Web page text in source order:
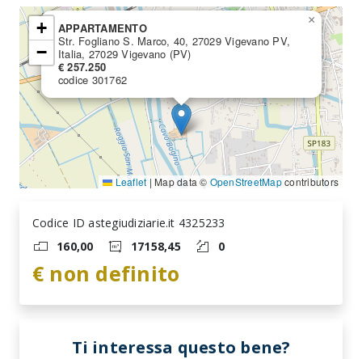
APPARTAMENTO
Str. Fogliano S. Marco, 40, 27029 Vigevano PV,
Italia, 27029 Vigevano (PV)
€ 257.250
codice 301762
×
+
−
Leaflet | Map data © OpenStreetMapcontributors
Codice ID astegiudiziarie.it 4325233
160,00
17158,45 0
€ non definito
Ti interessa questo bene?